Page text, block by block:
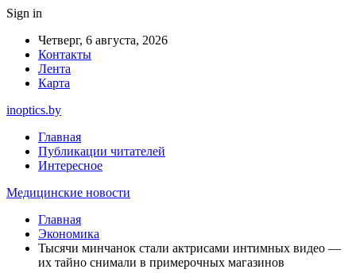
Sign in
Четверг, 6 августа, 2026
Контакты
Лента
Карта
inoptics.by
Главная
Публикации читателей
Интересное
Медицинские новости
Главная
Экономика
Тысячи минчанок стали актрисами интимных видео —
их тайно снимали в примерочных магазинов